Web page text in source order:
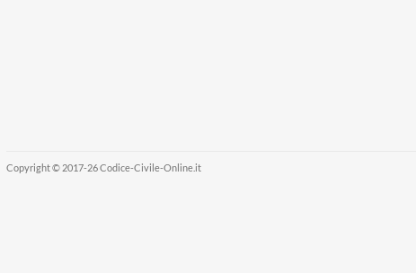
Copyright © 2017-26 Codice-Civile-Online.it